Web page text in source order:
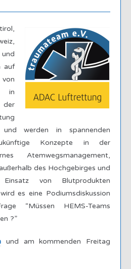
auf
in
werden in spannenden
Konzepte in der
Atemwegsmanagement,
des Hochgebirges und
von Blutprodukten
es eine Podiumsdiskussion
“Müssen HEMS-Teams
?”
und am kommenden Freitag